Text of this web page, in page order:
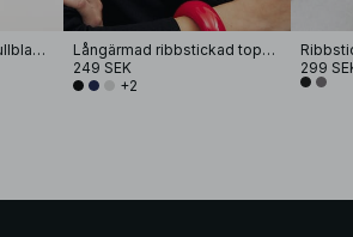
Stickad topp i merinoullblandning med hög hals
Långärmad ribbstickad topp med rund halsringning
249 SEK
+2
299